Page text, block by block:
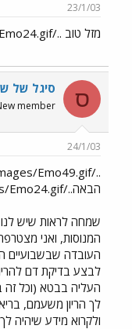
23/1/03
מזל טוב ../images/Emo24.gif
ס סיגל של
member
24/1/03
הבאה../images/Emo24.gif
שמחה לראות שיש
המנוסות, ואני
העובדה שבשבועיים
לבצע בדיקת דם
העליה בבטא (וכל זה
לך הריון משעמם,
ולקרוא מידע שיהיה